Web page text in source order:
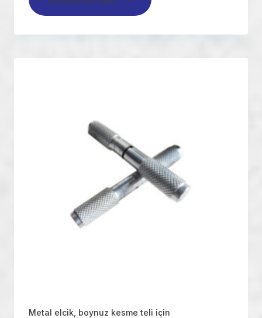
Metal elcik, boynuz kesme teli için